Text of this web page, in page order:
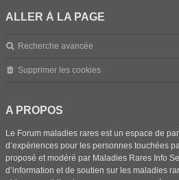
ALLER À LA PAGE
Recherche avancée
Supprimer les cookies
A PROPOS
Le Forum maladies rares est un espace de
d’expériences pour les personnes touchées
proposé et modéré par Maladies Rares Info
d’information et de soutien sur les maladies